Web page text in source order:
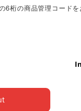
6桁の商品管理コード